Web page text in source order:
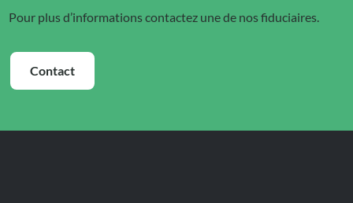
Pour plus d’informations contactez une de nos fiduciaires.
Contact